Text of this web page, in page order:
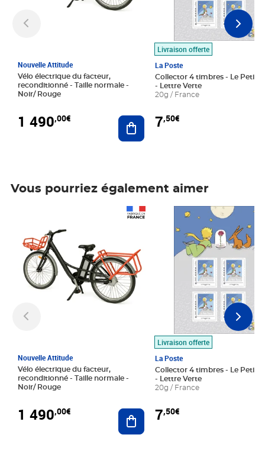
Nouvelle Attitude
Vélo électrique du facteur,
reconditionné - Taille normale -
Noir/ Rouge
1 490,00€ Ajouter au panier
Livraison offerte
La Poste
Collector 4 timbres - Le Petit
- Lettre Verte
20g / France
7,50€
Vous pourriez également aimer
Nouvelle Attitude
Vélo électrique du facteur,
reconditionné - Taille normale -
Noir/ Rouge
1 490,00€ Ajouter au panier
Livraison offerte
La Poste
Collector 4 timbres - Le Petit
- Lettre Verte
20g / France
7,50€
Prix 7,50€